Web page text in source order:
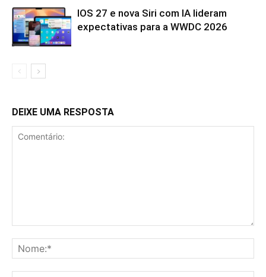
IOS 27 e nova Siri com IA lideram
expectativas para a WWDC 2026
DEIXE UMA RESPOSTA